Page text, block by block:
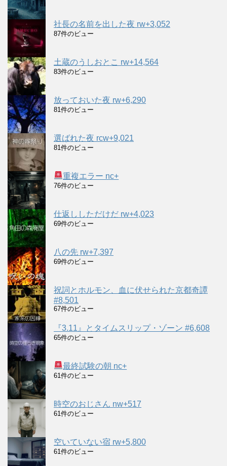
社長の名前を出した夜 rw+3,052
87件のビュー
土蔵のうしおとこ rw+14,564
83件のビュー
放っておいた夜 rw+6,290
81件のビュー
選ばれた夜 rcw+9,021
81件のビュー
重複エラー nc+
76件のビュー
仕返ししただけだ rw+4,023
69件のビュー
八の先 rw+7,397
69件のビュー
祝詞とホルモン、血に伏せられた京都奇譚
#8,501
67件のビュー
『3.11』とタイムスリップ・ゾーン #6,608
65件のビュー
最終試験の朝 nc+
61件のビュー
時空のおじさん nw+517
61件のビュー
空いていない宿 rw+5,800
61件のビュー